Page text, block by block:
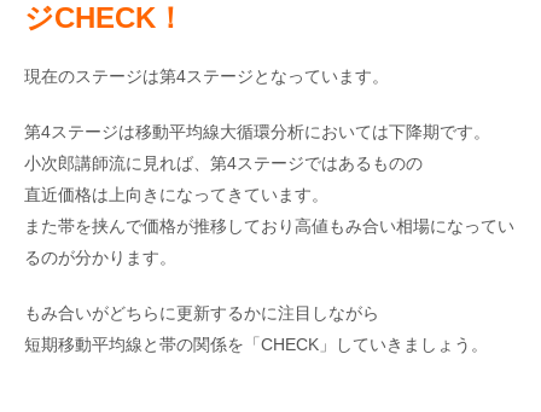
ジCHECK ！
現在のステージは第4ステージとなっています。
第4ステージは移動平均線大循環分析においては下降期です。
小次郎講師流に見れば、第4ステージではあるものの
直近価格は上向きになってきています。
また帯を挟んで価格が推移しており高値もみ合い相場になってい
るのが分かります。
もみ合いがどちらに更新するかに注目しながら
短期移動平均線と帯の関係を「CHECK」していきましょう。